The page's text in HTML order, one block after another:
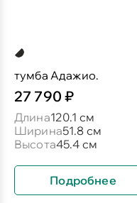
тумба Адажио.
27 790 ₽
Длина120.1 см
Ширина51.8 см
Высота45.4 см
Подробнее